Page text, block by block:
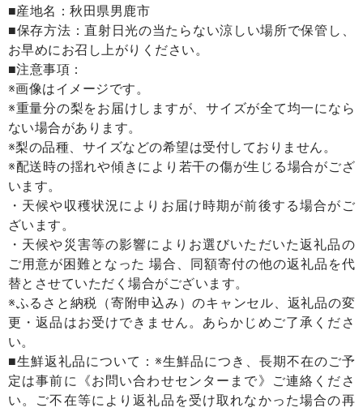
■産地名：秋田県男鹿市
■保存方法：直射日光の当たらない涼しい場所で保管し、
お早めにお召し上がりください。
■注意事項：
※画像はイメージです。
※重量分の梨をお届けしますが、サイズが全て均一になら
ない場合があります。
※梨の品種、サイズなどの希望は受付しておりません。
※配送時の揺れや傾きにより若干の傷が生じる場合がござ
います。
・天候や収穫状況によりお届け時期が前後する場合がご
ざいます。
・天候や災害等の影響によりお選びいただいた返礼品の
ご用意が困難となった 場合、同額寄付の他の返礼品を代
替とさせていただく場合がございます。
※ふるさと納税（寄附申込み）のキャンセル、返礼品の変
更・返品はお受けできません。あらかじめご了承くださ
い。
■生鮮返礼品について：※生鮮品につき、長期不在のご予
定は事前に《お問い合わせセンターまで》ご連絡くださ
い。ご不在等により返礼品を受け取れなかった場合の再